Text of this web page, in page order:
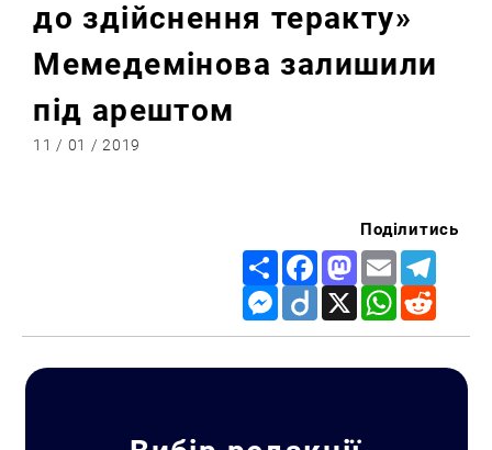
до здійснення теракту»
Мемедемінова залишили
під арештом
11 / 01 / 2019
Поділитись
Share FacebookMastodon
Email
Messenger
Diigo X WhatsApp